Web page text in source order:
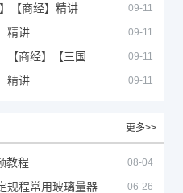
【商经】精讲 09-11
精讲 09-11
09-11
精讲 09-11
更多>>
教程 08-04
规程常用玻璃量器 06-26